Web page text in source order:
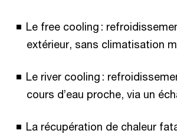
Le free cooling :
extérieur, sans climatisation
Le river cooling :
cours d’eau proche, via un
La récupération de chaleur